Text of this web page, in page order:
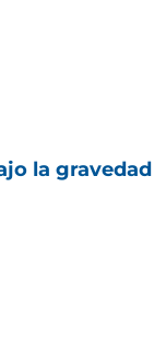
la gravedad